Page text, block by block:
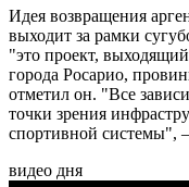
Идея возвращения
выходит за рамки
"это проект,
города Росарио,
отметил он. "Все
точки зрения
спортивной системы",
видео дня